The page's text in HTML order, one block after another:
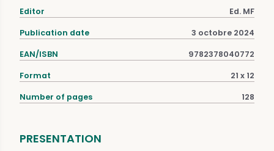
Editor Ed. MF
Publication date 3 octobre 2024
EAN/ISBN 9782378040772
Format 21 x 12
Number of pages 128
PRESENTATION